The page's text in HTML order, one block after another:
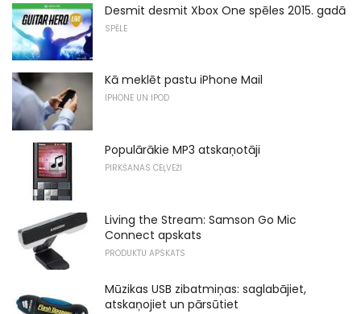
Desmit desmit Xbox One spēles 2015. gadā
SPĒLE
Kā meklēt pastu iPhone Mail
IPHONE UN IPOD
Populārākie MP3 atskaņotāji
PIRKŠANAS CEĻVEŽI
Living the Stream: Samson Go Mic
Connect apskats
PRODUKTU APSKATS
Mūzikas USB zibatmiņas: saglabājiet,
atskaņojiet un pārsūtiet